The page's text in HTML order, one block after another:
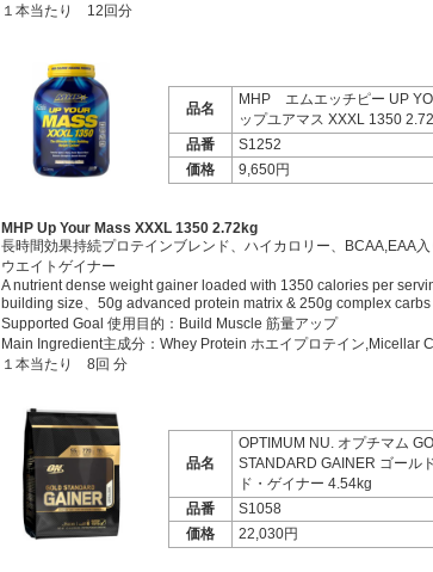
１本当たり 12回分
品名
MHP エムエッチピー UP
ップユアマス XXXL 1350
品番
S1252
価格
9,650円
MHP Up Your Mass XXXL 1350 2.72kg
長時間効果持続プロテインブレンド、ハイカロリー、BCAA,EAA
ウエイトゲイナー
A nutrient dense weight gainer loaded with 1350 calories per
building size、50g advanced protein matrix & 250g complex
Supported Goal 使用目的：Build Muscle 筋量アップ
Main Ingredient主成分：Whey Protein ホエイプロテイン,Micellar
１本当たり 8回 分
品名
OPTIMUM NU. オプチマム
STANDARD GAINER ゴール
ド・ゲイナー 4.54kg
品番
S1058
価格
22,030円